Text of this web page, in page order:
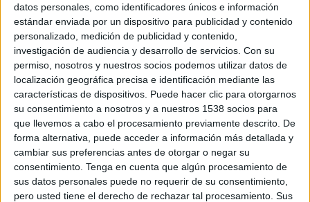
datos personales, como identificadores únicos e información
estándar enviada por un dispositivo para publicidad y contenido
personalizado, medición de publicidad y contenido,
investigación de audiencia y desarrollo de servicios. Con su
permiso, nosotros y nuestros socios podemos utilizar datos de
localización geográfica precisa e identificación mediante las
características de dispositivos. Puede hacer clic para otorgarnos
su consentimiento a nosotros y a nuestros 1538 socios para
que llevemos a cabo el procesamiento previamente descrito. De
forma alternativa, puede acceder a información más detallada y
cambiar sus preferencias antes de otorgar o negar su
consentimiento. Tenga en cuenta que algún procesamiento de
sus datos personales puede no requerir de su consentimiento,
pero usted tiene el derecho de rechazar tal procesamiento. Sus
26 DE JULIO DE 2019
El enfoque conjunto de finanzas e
innovación es una de las propuestas del
departamento de comunicación financiera
de H+K con el objetivo de gestionar la
reputación corporativa
Allfunds, la plataforma de fondos de inversión en
la industria wealthtech, ha confiado a
Hill+Knowlton Strategies la gestión de su
comunicación en España.